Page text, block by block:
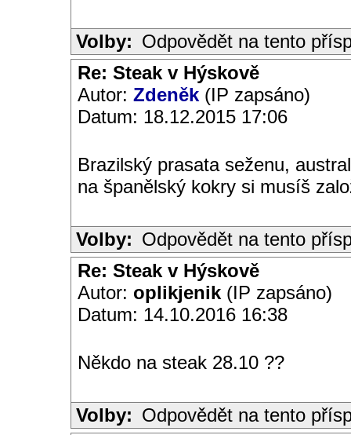
Volby: Odpovědět na tento
Re: Steak v Hýskově
Autor: Zdeněk (IP zapsáno)
Datum: 18.12.2015 17:06
Brazilský prasata seženu,
na španělský kokry si musíš
Volby: Odpovědět na tento
Re: Steak v Hýskově
Autor: oplikjenik (IP zapsáno)
Datum: 14.10.2016 16:38
Někdo na steak 28.10 ??
Volby: Odpovědět na tento